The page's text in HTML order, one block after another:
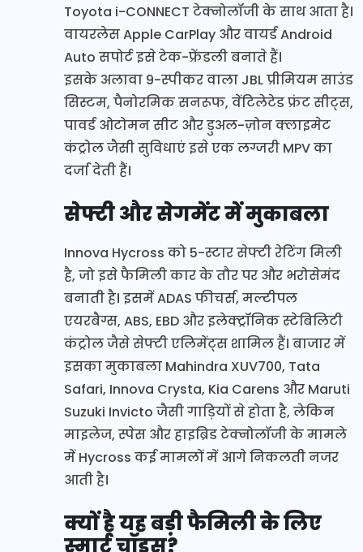
Toyota i-CONNECT टेक्नोलॉजी के साथ आता है।
वायरलेस Apple CarPlay और वायर्ड Android
Auto सपोर्ट इसे टेक-फ्रेंडली बनाते हैं।
इसके अलावा 9-स्पीकर वाला JBL प्रीमियम साउंड
सिस्टम, पैनोरमिक सनरूफ, वेंटिलेटेड फ्रंट सीट्स,
पावर्ड ओटोमन सीट और डुअल-ज़ोन क्लाइमेट
कंट्रोल जैसी सुविधाएं इसे एक लग्जरी MPV का
दर्जा देती हैं।
सेफ्टी और सेगमेंट में मुकाबला
Innova Hycross को 5-स्टार सेफ्टी रेटिंग मिली
है, जो इसे फैमिली कार के तौर पर और भरोसेमंद
बनाती है। इसमें ADAS फीचर्स, मल्टीपल
एयरबैग्स, ABS, EBD और इलेक्ट्रॉनिक स्टेबिलिटी
कंट्रोल जैसे सेफ्टी एलिमेंट्स शामिल हैं। बाजार में
इसका मुकाबला Mahindra XUV700, Tata
Safari, Innova Crysta, Kia Carens और Maruti
Suzuki Invicto जैसी गाड़ियों से होता है, लेकिन
माइलेज, स्पेस और हाइब्रिड टेक्नोलॉजी के मामले
में Hycross कई मामलों में आगे निकलती नजर
आती है।
क्यों है यह बड़ी फैमिली के लिए
स्मार्ट चॉइस?